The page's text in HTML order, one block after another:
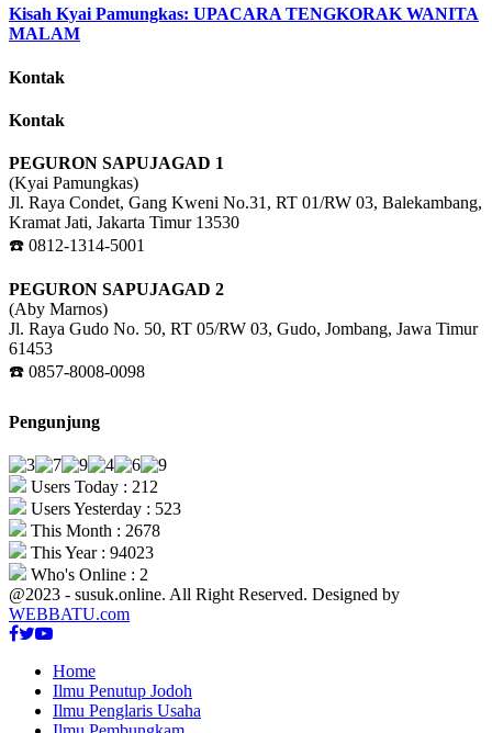
Kisah Kyai Pamungkas: UPACARA TENGKORAK WANITA
MALAM
Kontak
Kontak
PEGURON SAPUJAGAD 1
(Kyai Pamungkas)
Jl. Raya Condet, Gang Kweni No.31, RT 01/RW 03, Balekambang,
Kramat Jati, Jakarta Timur 13530
☎️ 0812-1314-5001
PEGURON SAPUJAGAD 2
(Aby Marnos)
Jl. Raya Gudo No. 50, RT 05/RW 03, Gudo, Jombang, Jawa Timur
61453
☎️ 0857-8008-0098
Pengunjung
Users Today : 212
Users Yesterday : 523
This Month : 2678
This Year : 94023
Who's Online : 2
@2023 - susuk.online. All Right Reserved. Designed by
WEBBATU.com
Facebook
Twitter
Youtube
Home
Ilmu Penutup Jodoh
Ilmu Penglaris Usaha